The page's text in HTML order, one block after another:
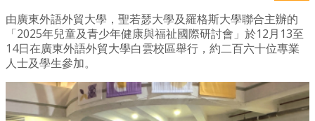
由廣東外語外貿大學，聖若瑟大學及羅格斯大學聯合主辦的
「2025年兒童及青少年健康與福祉國際研討會」於12月13至
14日在廣東外語外貿大學白雲校區舉行，約二百六十位專業
人士及學生參加。